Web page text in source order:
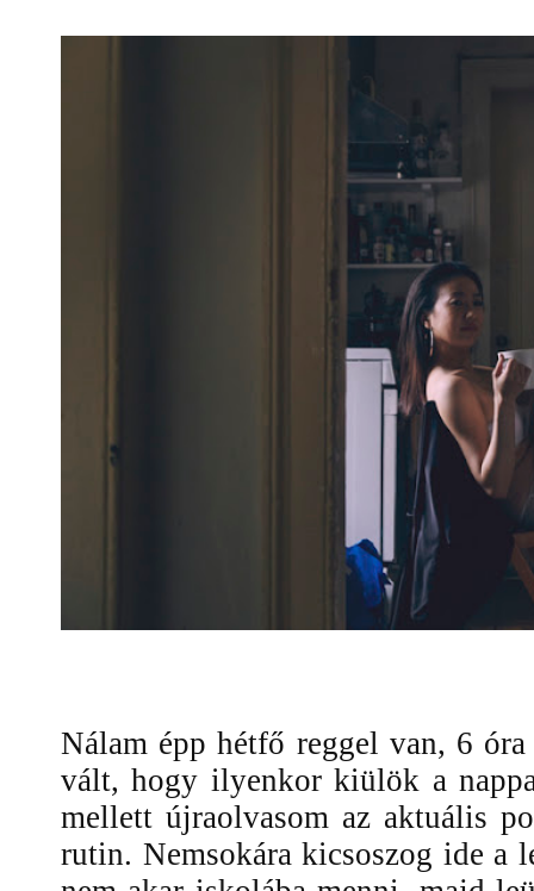
Nálam épp hétfő reggel van, 6
vált, hogy ilyenkor kiülök a
mellett újraolvasom az aktuális
rutin. Nemsokára kicsoszog ide a